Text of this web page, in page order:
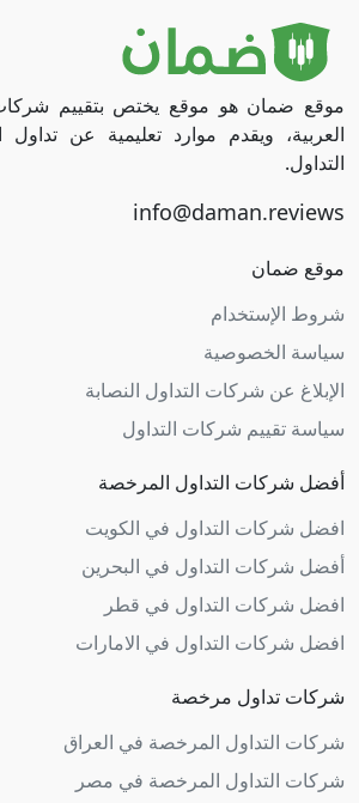
موقع ضمان هو موقع يختص بتقييم
العربية، ويقدم موارد تعليمية عن
التداول.
موقع ضمان
شروط الإستخدام
سياسة الخصوصية
الإبلاغ عن شركات التداول النصابة
سياسة تقييم شركات التداول
أفضل شركات التداول المرخصة
افضل شركات التداول في الكويت
أفضل شركات التداول في البحرين
افضل شركات التداول في قطر
افضل شركات التداول في الامارات
شركات تداول مرخصة
شركات التداول المرخصة في العراق
شركات التداول المرخصة في مصر